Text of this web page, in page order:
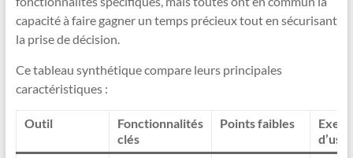
capacité à faire gagner un temps précieux tout en sécurisant
la prise de décision.
Ce tableau synthétique compare leurs principales
caractéristiques :
Outil
Fonctionnalités
clés
Points faibles